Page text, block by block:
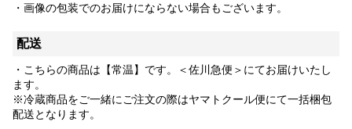
・画像の包装でのお届けにならない場合もございます。
配送
・こちらの商品は【常温】です。＜佐川急便＞にてお届けいたし
ます。
※冷蔵商品をご一緒にご注文の際はヤマトクール便にて一括梱包
配送となります。